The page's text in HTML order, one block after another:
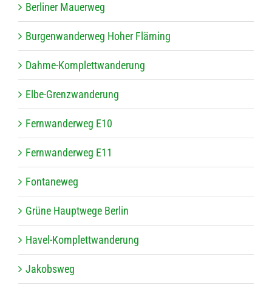
Ber­li­ner Mauerweg
Bur­gen­wan­der­weg Hoher Fläming
Dahme-Kom­plett­wan­de­rung
Elbe-Grenz­wan­de­rung
Fern­wan­der­weg E10
Fern­wan­der­weg E11
Fon­ta­ne­weg
Grüne Haupt­wege Berlin
Havel-Kom­plett­wan­de­rung
Jakobs­weg